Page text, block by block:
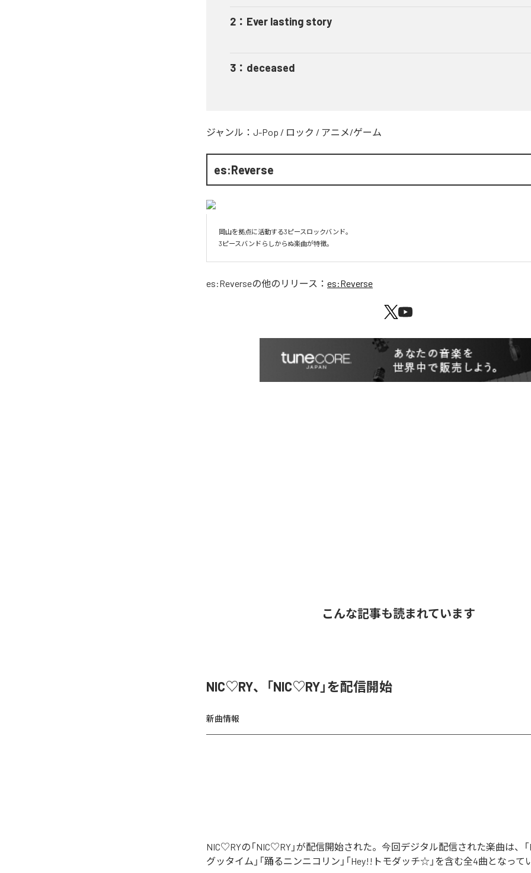
2 ： Ever lasting story
3 ： deceased
ジャンル： J-Pop / ロック / アニメ/ゲーム
es:Reverse
岡山を拠点に活動する3ピースロックバンド。
3ピースバンドらしからぬ楽曲が特徴。
es:Reverseの他のリリース： es:Reverse
こんな記事も読まれています
NIC♡RY、「NIC♡RY」を配信開始
新曲情報
NIC♡RYの「NIC♡RY」が配信開始された。今回デジタル配信された楽曲は、「
グッタイム」「踊るニンニコリン」「Hey!!トモダッチ☆」を含む全4曲となって